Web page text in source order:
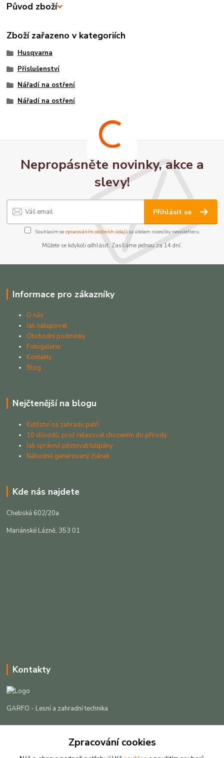
Původ zboží
Zboží zařazeno v kategoriích
Husqvarna
Příslušenství
Nářadí na ostření
Nářadí na ostření
Nepropásněte novinky, akce a
slevy!
Přihlásit se
Souhlasím se zpracováním osobních údajůza účelem rozesílky newsletteru.
Můžete se kdykoli odhlásit. Zasíláme jednou za 14 dní.
Informace pro zákazníky
O nás
Jak nakupovat
Obchodní podmínky
Fotogalerie
Kontakty
Blog
Nejčtenější na blogu
Kutilství na zahradu patří
10 důvodů, proč relaxovat chozením do přírody
Jak správně pěstovat tulipány
Náhodně generovaný článek
Kde nás najdete
Chebská 602/20a
Mariánské Lázně, 353 01
Kontakty
GARFO - Lesní a zahradní technika
+420 725 301 044
Zpracování cookies